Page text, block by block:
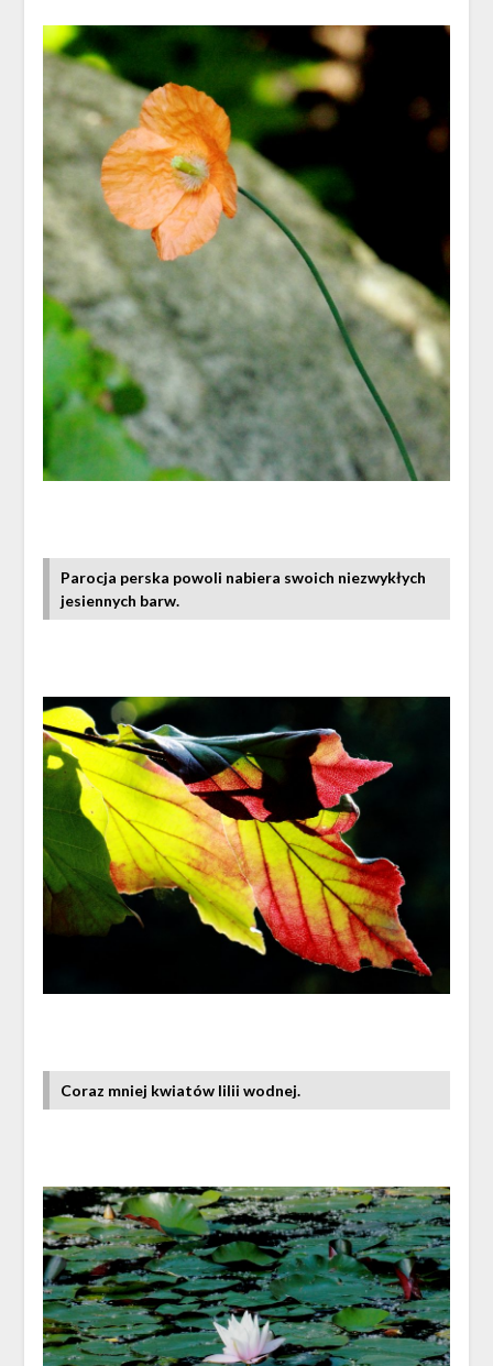
Parocja perska powoli nabiera swoich niezwykłych
jesiennych barw.
Coraz mniej kwiatów lilii wodnej.